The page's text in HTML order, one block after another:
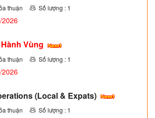
thuận Số lượng : 1
2026
Vùng
thuận Số lượng : 1
2026
(Local & Expats)
thuận Số lượng : 1